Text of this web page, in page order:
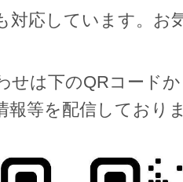
対応しています。お
せは下のQRコード
報等を配信しており